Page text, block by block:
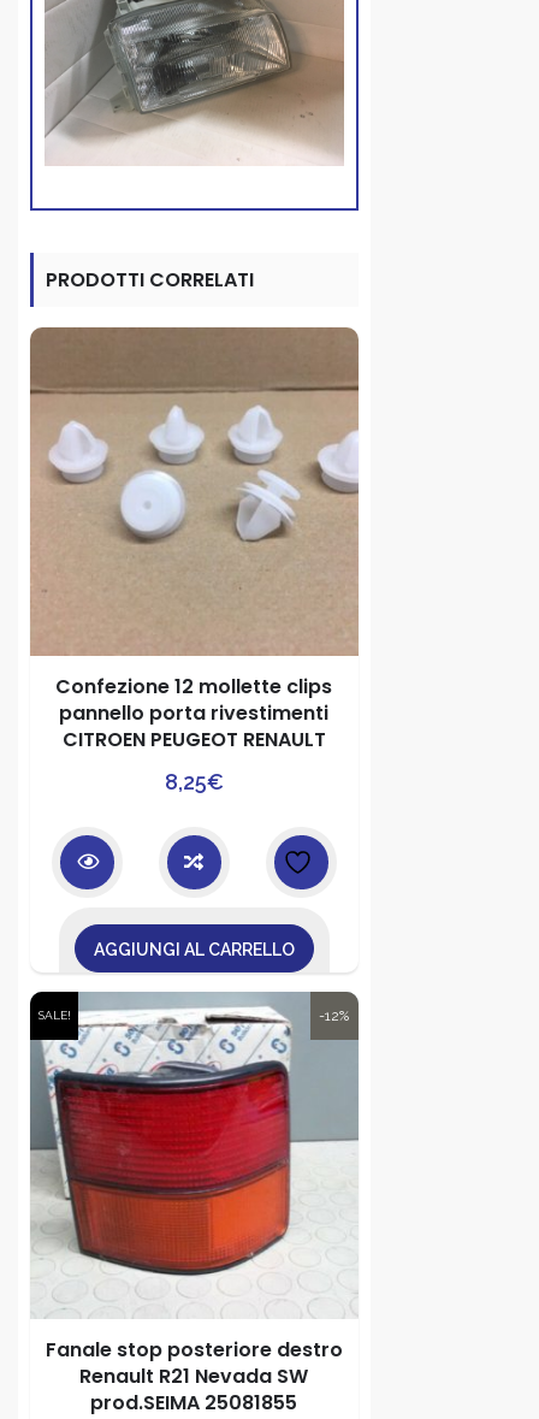
PRODOTTI CORRELATI
Confezione 12 mollette clips
pannello porta rivestimenti
CITROEN PEUGEOT RENAULT
8,25€
AGGIUNGI AL CARRELLO
-12%
SALE!
Fanale stop posteriore destro
Renault R21 Nevada SW
prod.SEIMA 25081855